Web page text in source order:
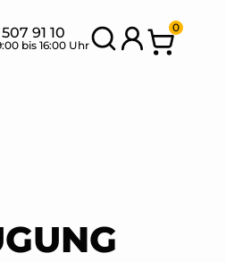
91 10
bis 16:00 Uhr
0